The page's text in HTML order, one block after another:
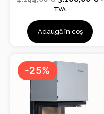
TVA
Adaugă în coș
-25%
inițial
a
2.464,00 €.